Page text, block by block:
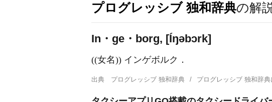
プログレッシブ 独和辞典の解
In・ge・borg, [Íŋəbɔrk]
((女名)) インゲボルク．
出典 プログレッシブ 独和辞典 プログレッシブ 独和辞